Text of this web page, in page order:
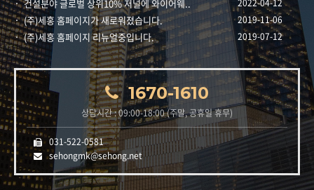
건설분야 글로벌 상위10% 저널에 와이어웨..
2022-04-12
(주)세홍 홈페이지가 새로워졌습니다. 2019-11-06
(주)세홍 홈페이지 리뉴얼중입니다. 2019-07-12
1670-1610
상담시간 : 09:00-18:00 (주말, 공휴일 휴무)
031-522-0581
sehongmk@sehong.net